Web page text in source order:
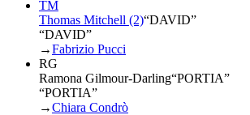
TM
Thomas Mitchell (2)“DAVID”
“DAVID”
→Fabrizio Pucci
RG
Ramona Gilmour-Darling“PORTIA”
“PORTIA”
→Chiara Condrò